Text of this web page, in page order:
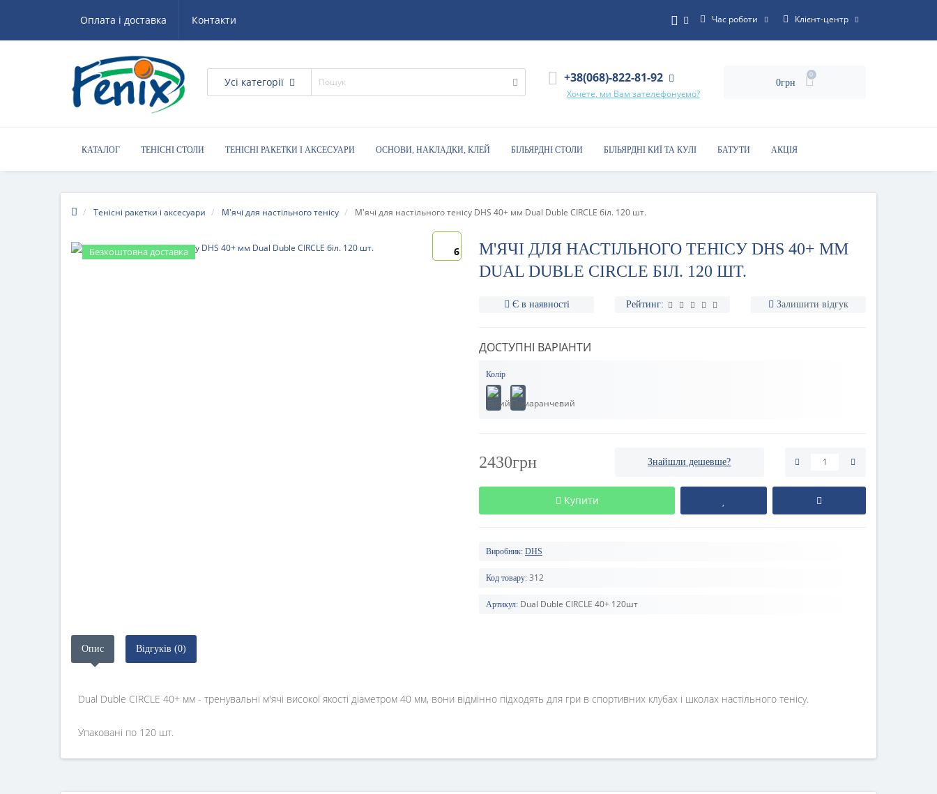
Оплата і доставка Контакти Час роботи Клієнт-центр
Усі категорії +38(068)-822-81-92
Хочете, ми Вам зателефонуємо?
0грн
0
КАТАЛОГ ТЕНІСНІ СТОЛИ ТЕНІСНІ РАКЕТКИ І АКСЕСУАРИ ОСНОВИ, НАКЛАДКИ, КЛЕЙ БІЛЬЯРДНІ СТОЛИ БІЛЬЯРДНІ КИЇ ТА КУЛІ БАТУТИ АКЦІЯ
КОРИСНІ ПОРАДИ
Тенісні ракетки і аксесуари М'ячі для настільного тенісу М'ячі для настільного тенісу DHS 40+ мм Dual Duble CIRCLE біл. 120 шт.
Безкоштовна доставка 6
М'ЯЧІ ДЛЯ НАСТІЛЬНОГО ТЕНІСУ DHS 40+ ММ
DUAL DUBLE CIRCLE БІЛ. 120 ШТ.
Є в наявності Рейтинг: Залишити відгук
ДОСТУПНІ ВАРІАНТИ
Колір
2430грн Знайшли дешевше?
Купити
Виробник: DHS
Код товару: 312
Артикул: Dual Duble CIRCLE 40+ 120шт
Опис Відгуків (0)
Dual Duble CIRCLE 40+ мм - тренувальні м'ячі високої якості діаметром 40 мм, вони відмінно підходять для гри в спортивних клубах і школах настільного тенісу.
Упаковані по 120 шт.